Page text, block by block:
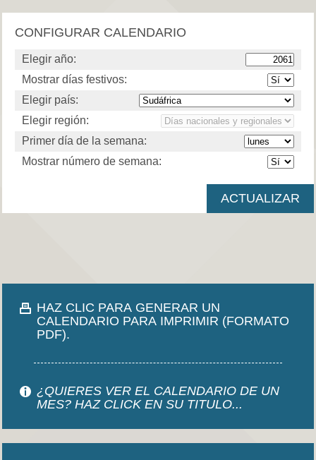
CONFIGURAR CALENDARIO
Elegir año:
Mostrar días festivos:
Elegir país:
Elegir región:
Primer día de la semana:
Mostrar número de semana:
HAZ CLIC PARA GENERAR UN
CALENDARIO PARA IMPRIMIR (FORMATO
PDF).
¿QUIERES VER EL CALENDARIO DE UN
MES? HAZ CLICK EN SU TITULO...